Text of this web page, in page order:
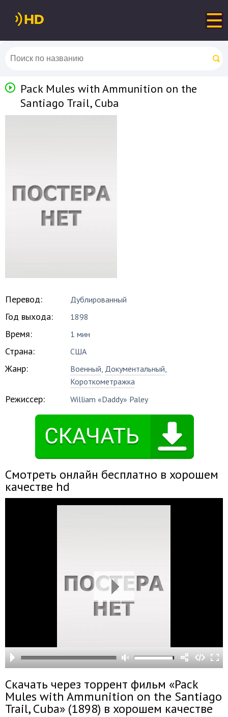
Pack Mules with Ammunition on the
Santiago Trail, Cuba
Перевод: Дублированный
Год выхода: 1898
Время: 1 мин
Страна: США
Жанр: Военный, Документальный,
Короткометражка
Режиссер: William «Daddy» Paley
Смотреть онлайн бесплатно в хорошем
качестве hd
Скачать через торрент фильм «Pack
Mules with Ammunition on the Santiago
Trail, Cuba» (1898) в хорошем качестве